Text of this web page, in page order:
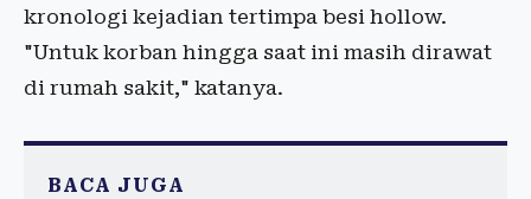
kronologi kejadian tertimpa besi hollow.
"Untuk korban hingga saat ini masih dirawat
di rumah sakit," katanya.
BACA JUGA